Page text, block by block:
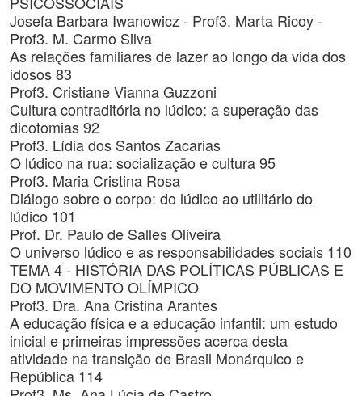
Josefa Barbara Iwanowicz - Prof3. Marta Ricoy -
Prof3. M. Carmo Silva
As relações familiares de lazer ao longo da vida dos
idosos 83
Prof3. Cristiane Vianna Guzzoni
Cultura contraditória no lúdico: a superação das
dicotomias 92
Prof3. Lídia dos Santos Zacarias
O lúdico na rua: socialização e cultura 95
Prof3. Maria Cristina Rosa
Diálogo sobre o corpo: do lúdico ao utilitário do
lúdico 101
Prof. Dr. Paulo de Salles Oliveira
O universo lúdico e as responsabilidades sociais 110
TEMA 4 - HISTÓRIA DAS POLÍTICAS PÚBLICAS E
DO MOVIMENTO OLÍMPICO
Prof3. Dra. Ana Cristina Arantes
A educação física e a educação infantil: um estudo
inicial e primeiras impressões acerca desta
atividade na transição de Brasil Monárquico e
República 114